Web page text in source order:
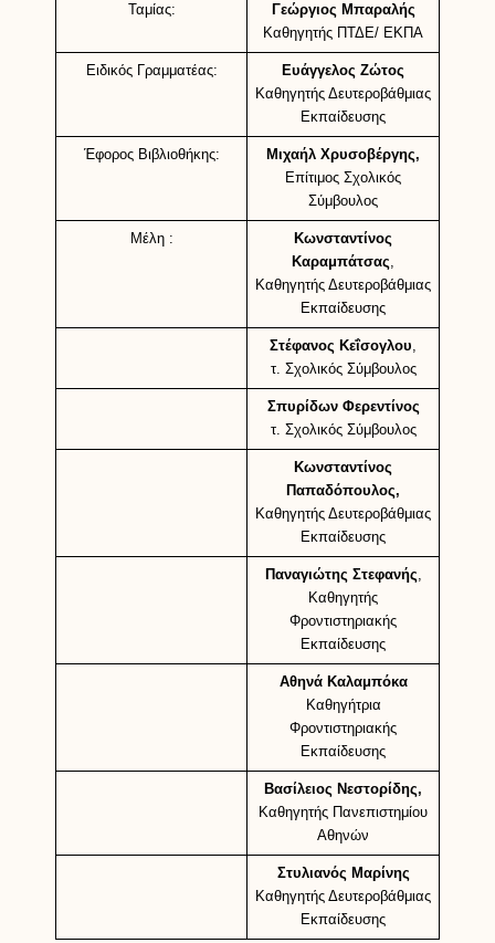
Ταμίας:
Γεώργιος Μπαραλής
Καθηγητής ΠΤΔΕ/ ΕΚΠΑ
Ειδικός Γραμματέας:
Ευάγγελος Ζώτος
Καθηγητής Δευτεροβάθμιας
Εκπαίδευσης
Έφορος Βιβλιοθήκης:
Μιχαήλ Χρυσοβέργης,
Επίτιμος Σχολικός
Σύμβουλος
Μέλη :
Κωνσταντίνος
Καραμπάτσας,
Καθηγητής Δευτεροβάθμιας
Εκπαίδευσης
Στέφανος Κεΐσογλου,
τ. Σχολικός Σύμβουλος
Σπυρίδων Φερεντίνος
τ. Σχολικός Σύμβουλος
Κωνσταντίνος
Παπαδόπουλος,
Καθηγητής Δευτεροβάθμιας
Εκπαίδευσης
Παναγιώτης Στεφανής,
Καθηγητής
Φροντιστηριακής
Εκπαίδευσης
Αθηνά Καλαμπόκα
Καθηγήτρια
Φροντιστηριακής
Εκπαίδευσης
Βασίλειος Νεστορίδης,
Καθηγητής Πανεπιστημίου
Αθηνών
Στυλιανός Μαρίνης
Καθηγητής Δευτεροβάθμιας
Εκπαίδευσης